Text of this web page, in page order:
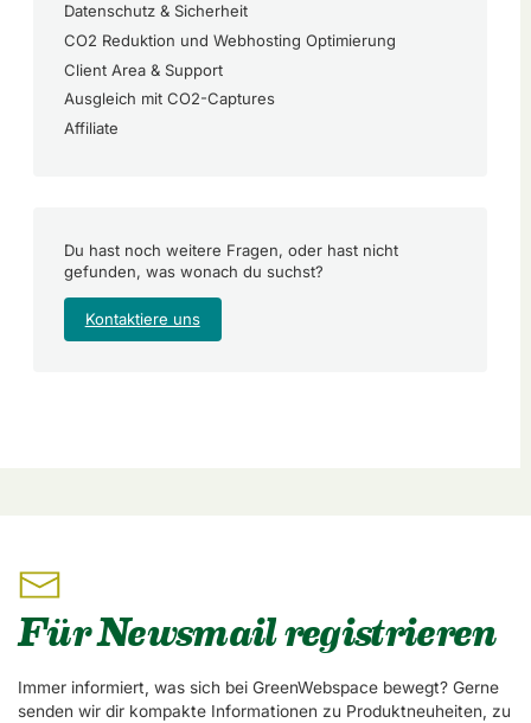
Datenschutz & Sicherheit
CO2 Reduktion und Webhosting Optimierung
Client Area & Support
Ausgleich mit CO2-Captures
Affiliate
Du hast noch weitere Fragen, oder hast nicht
gefunden, was wonach du suchst?
Kontaktiere uns
Für Newsmail registrieren
Immer informiert, was sich bei GreenWebspace bewegt? Gerne
senden wir dir kompakte Informationen zu Produktneuheiten, zu